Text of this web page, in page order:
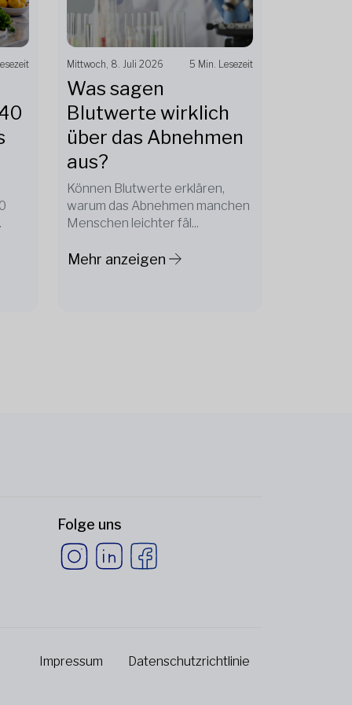
Mittwoch, 8. Juli 2026 5 Min. Lesezeit
Was sagen
Blutwerte wirklich
über das Abnehmen
aus?
Können Blutwerte erklären,
warum das Abnehmen manchen
Menschen leichter fäl...
Mehr anzeigen
Folge uns
Impressum Datenschutzrichtlinie